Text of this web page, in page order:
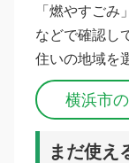
「燃やすご
などで確認し
住いの地域を
横浜市
まだ使え